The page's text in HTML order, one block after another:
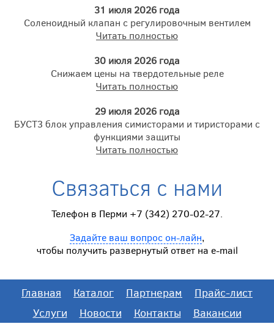
31 июля 2026 года
Соленоидный клапан с регулировочным вентилем
Читать полностью
30 июля 2026 года
Снижаем цены на твердотельные реле
Читать полностью
29 июля 2026 года
БУСТ3 блок управления симисторами и тиристорами с
функциями защиты
Читать полностью
Связаться с нами
Телефон в Перми +7 (342) 270-02-27.
Задайте ваш вопрос он-лайн,
чтобы получить развернутый ответ на e-mail
Главная Каталог Партнерам
Прайс-лист
Услуги
Новости Контакты Вакансии